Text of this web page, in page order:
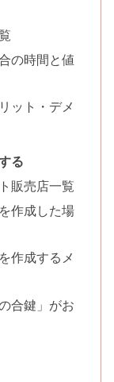
の時間と値
ット・デメ
る
販売店一覧
作成した場
作成するメ
合鍵」がお